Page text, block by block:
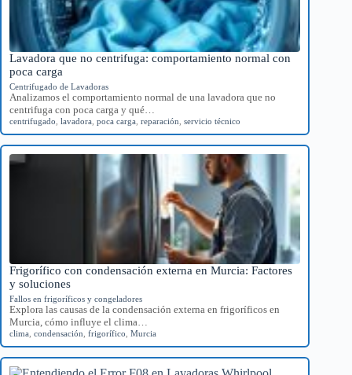
Lavadora que no centrifuga: comportamiento normal con
poca carga
Centrifugado de Lavadoras
Analizamos el comportamiento normal de una lavadora que no
centrifuga con poca carga y qué…
centrifugado lavadora poca carga reparación servicio técnico
Frigorífico con condensación externa en Murcia: Factores
y soluciones
Fallos en frigoríficos y congeladores
Explora las causas de la condensación externa en frigoríficos en
Murcia, cómo influye el clima…
clima condensación frigorífico Murcia